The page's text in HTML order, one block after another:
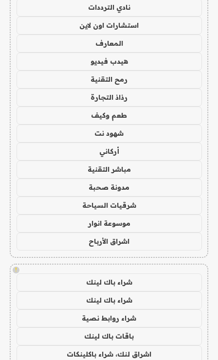
نادي الترددات
استشارات اون لاين
المعارف
هيدب فيديو
رمح التقنية
رذاذ التجارة
طعم وكيف
شهود نت
أركاني
مباشر التقنية
مدونة صحبة
شرقيات السياحة
موسوعة انوار
اشراق الأرباح
!
شراء باك لينك
شراء باك لينك
شراء روابط نصية
باقات باك لينك
اشراق لنك، شراء باكلينكات